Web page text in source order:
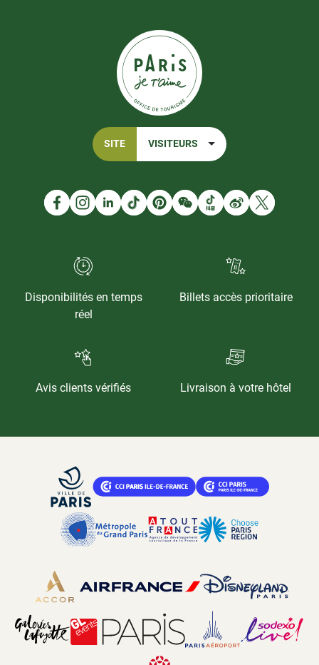
SITE VISITEURS
Disponibilités en temps
réel
Billets accès prioritaire
Avis clients vérifiés Livraison à votre hôtel